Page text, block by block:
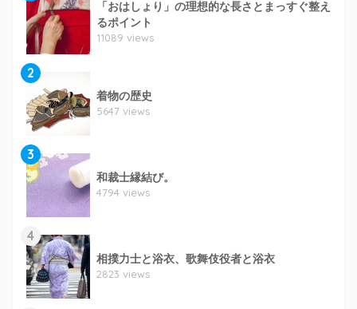
「おはしょり」の理想的な長さとまっすぐ整え
るポイント
11089 views
2
着物の歴史
5647 views
3
和裁士縁結び。
4794 views
4
相撲力士と浴衣、歌舞伎役者と浴衣
2823 views